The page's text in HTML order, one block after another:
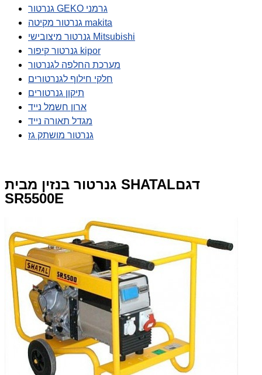
גנרטור GEKO גרמני
גנרטור מקיטה makita
גנרטור מיצובישי Mitsubishi
גנרטור קיפור kipor
מערכת החלפה לגנרטור
חלקי חילוף לגנרטורים
תיקון גנרטורים
ארון חשמל נייד
מגדל תאורה נייד
גנרטור מושתק גז
גנרטור בנזין מבית SHATALדגם
SR5500E